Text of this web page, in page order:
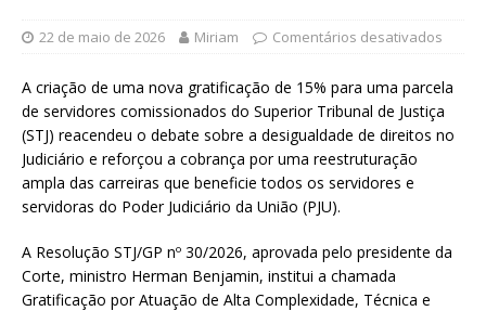
22 de maio de 2026 Miriam Comentários desativados
A criação de uma nova gratificação de 15% para uma parcela
de servidores comissionados do Superior Tribunal de Justiça
(STJ) reacendeu o debate sobre a desigualdade de direitos no
Judiciário e reforçou a cobrança por uma reestruturação
ampla das carreiras que beneficie todos os servidores e
servidoras do Poder Judiciário da União (PJU).
A Resolução STJ/GP nº 30/2026, aprovada pelo presidente da
Corte, ministro Herman Benjamin, institui a chamada
Gratificação por Atuação de Alta Complexidade, Técnica e